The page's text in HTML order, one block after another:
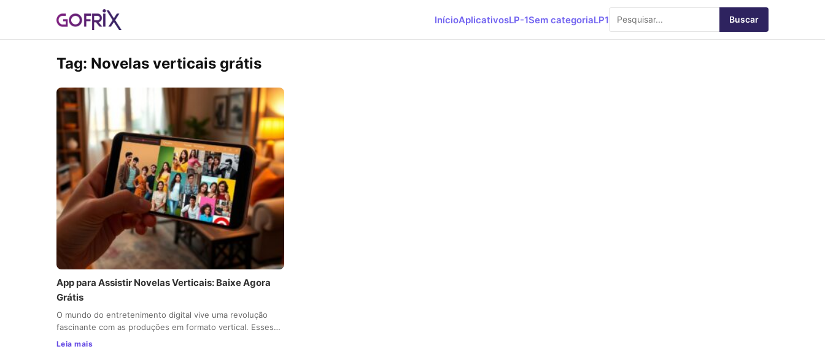
InícioAplicativosLP-1Sem categoriaLP1 Buscar
Tag: Novelas verticais grátis
App para Assistir Novelas Verticais: Baixe Agora
Grátis
O mundo do entretenimento digital vive uma revolução
fascinante com as produções em formato vertical. Esses…
Leia mais